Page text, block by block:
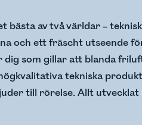
bästa av två världar –
och ett fräscht utseende
som gillar att blanda
tekniska
till rörelse. Allt utvecklat